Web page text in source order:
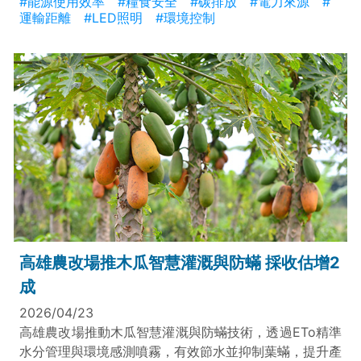
運輸距離
#LED照明 #環境控制
高雄農改場推木瓜智慧灌溉與防蟎 採收估增2
成
2026/04/23
高雄農改場推動木瓜智慧灌溉與防蟎技術，透過ETo精準
水分管理與環境感測噴霧，有效節水並抑制葉蟎，提升產